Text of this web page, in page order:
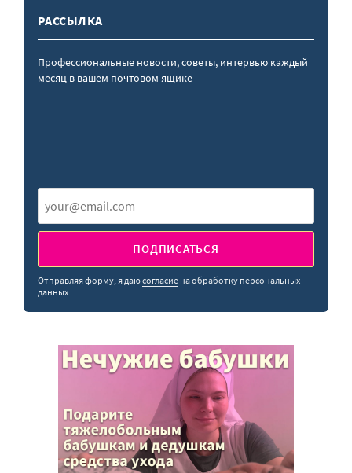
РАССЫЛКА
Профессиональные новости, советы, интервью каждый
месяц в вашем почтовом ящике
ПОДПИСАТЬСЯ
Отправляя форму, я даюсогласие на обработку персональных
данных